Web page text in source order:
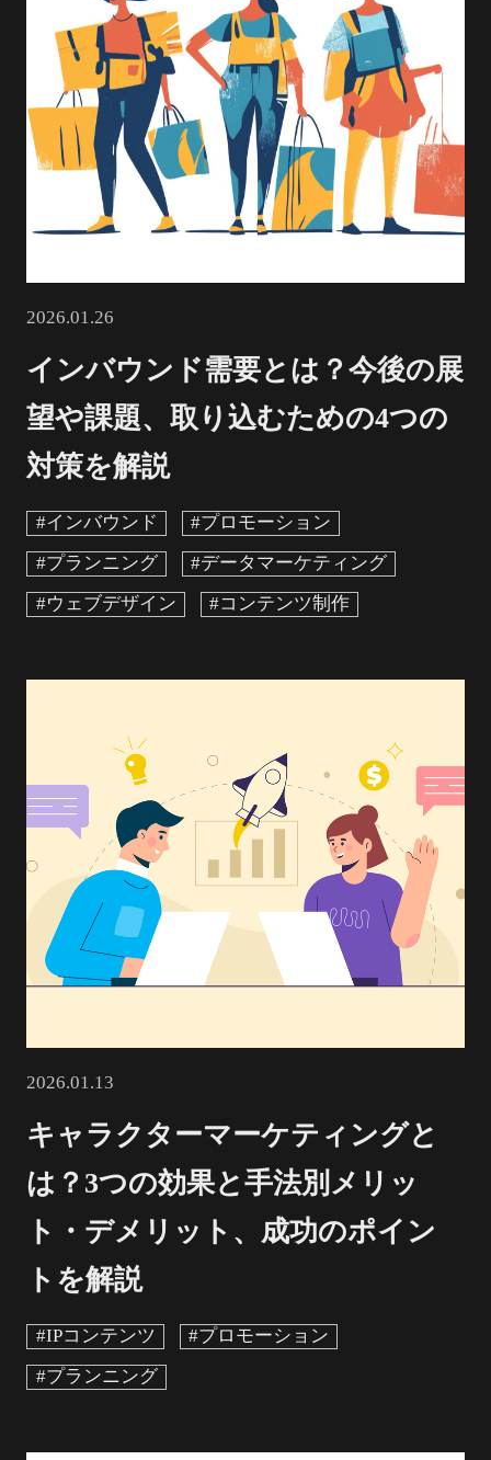
2026.01.26
インバウンド需要とは？今後の展
望や課題、取り込むための4つの
対策を解説
#インバウンド
#プロモーション
#プランニング
#データマーケティング
#ウェブデザイン
#コンテンツ制作
2026.01.13
キャラクターマーケティングと
は？3つの効果と手法別メリッ
ト・デメリット、成功のポイン
トを解説
#IPコンテンツ
#プロモーション
#プランニング